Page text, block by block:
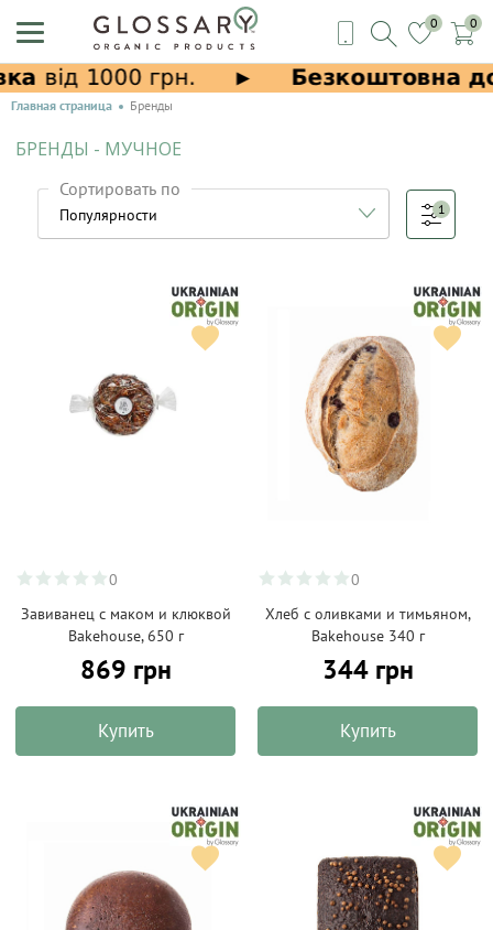
0 0
Главная страница Бренды
БРЕНДЫ - МУЧНОЕ
Сортировать по
1
0
Завиванец с маком и клюквой
Bakehouse, 650 г
869 грн
Купить
0
Хлеб с оливками и тимьяном,
Bakehouse 340 г
344 грн
Купить